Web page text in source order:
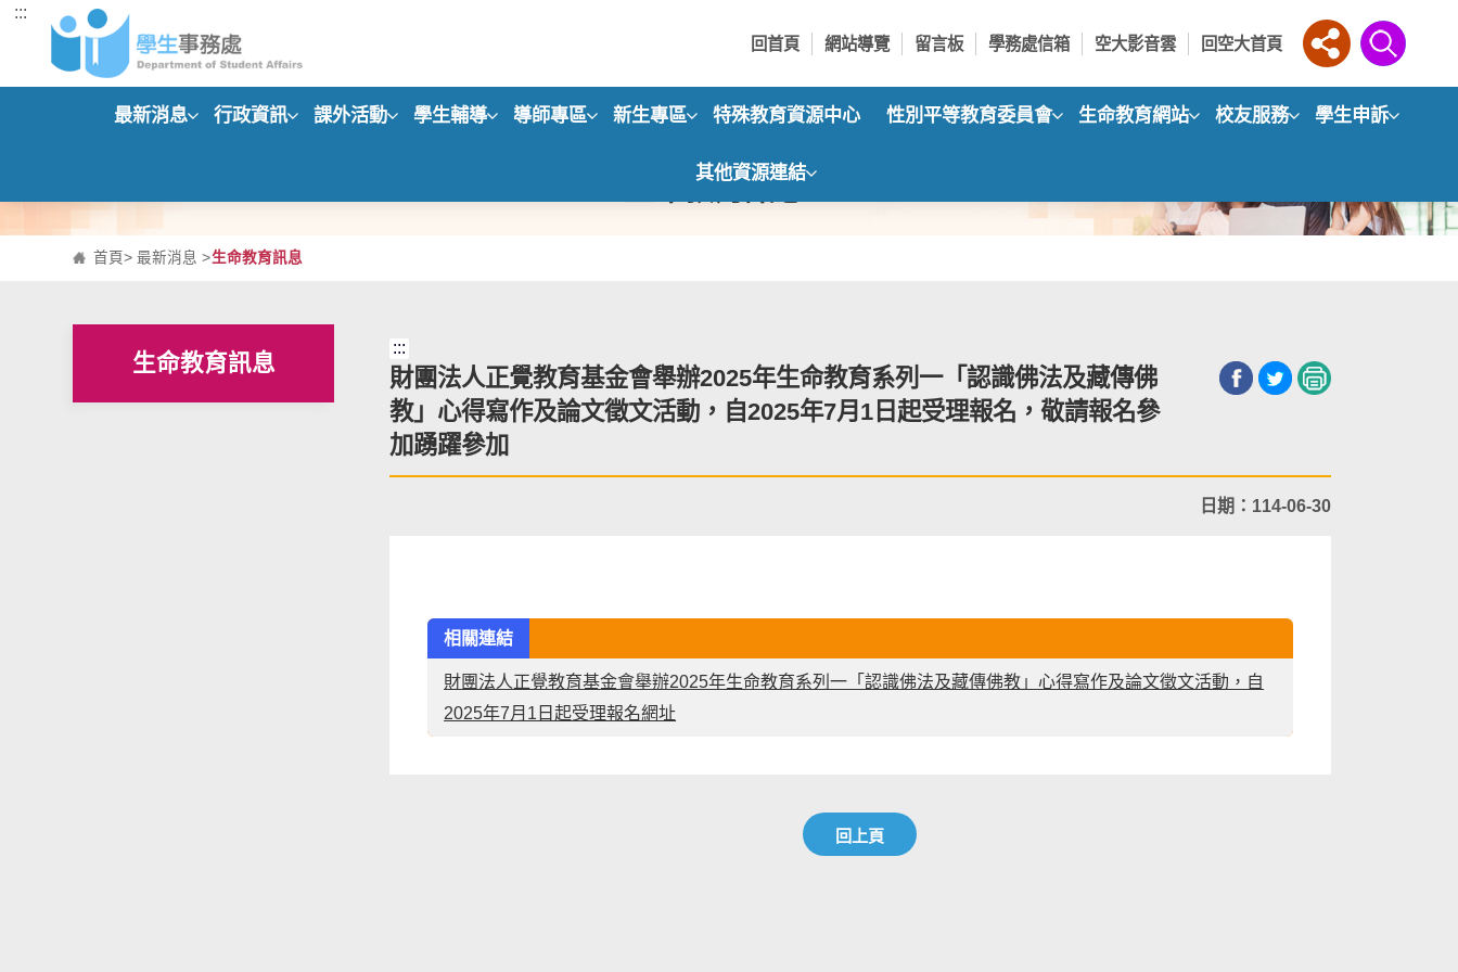
跳到主要內容區塊
:::
回首頁
網站導覽 留言板 學務處信箱 空大影音雲 回空大首頁
最新消息 行政資訊 課外活動 學生輔導 導師專區 新生專區 特殊教育資源中心 性別平等教育委員會 生命教育網站 校友服務 學生申訴
其他資源連結
生命教育訊息
首頁>最新消息 >生命教育訊息
生命教育訊息
:::
財團法人正覺教育基金會舉辦2025年生命教育系列一「認識佛法及藏傳佛
教」心得寫作及論文徵文活動，自2025年7月1日起受理報名，敬請報名參
加踴躍參加
日期：114-06-30
相關連結
財團法人正覺教育基金會舉辦2025年生命教育系列一「認識佛法及藏傳佛教」心得寫作及論文徵文活動，自
2025年7月1日起受理報名網址
回上頁